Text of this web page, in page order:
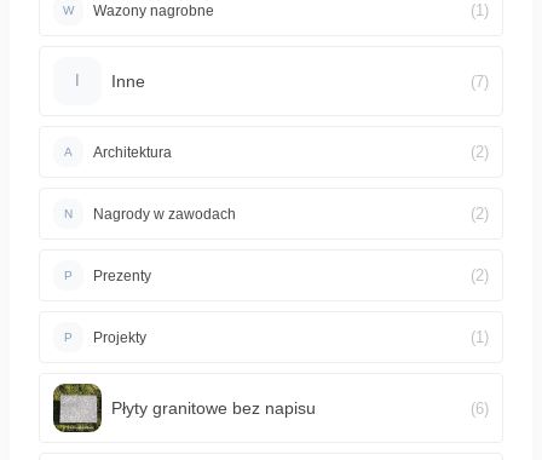
W Wazony nagrobne (1)
Inne (7)
A Architektura (2)
N Nagrody w zawodach (2)
P Prezenty (2)
P Projekty (1)
Płyty granitowe bez napisu (6)